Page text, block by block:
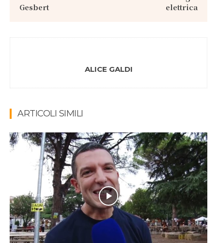
Gesbert
elettrica
ALICE GALDI
ARTICOLI SIMILI